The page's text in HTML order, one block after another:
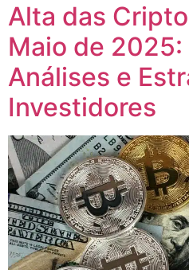
Alta das
Maio de 2025:
Análises e
Investidores